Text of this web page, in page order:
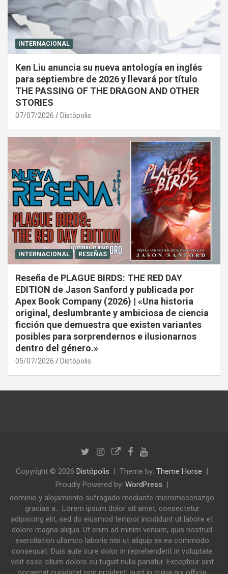
INTERNACIONAL
Ken Liu anuncia su nueva antología en inglés
para septiembre de 2026 y llevará por título
THE PASSING OF THE DRAGON AND OTHER
STORIES
07/07/2026 Distópolis
INTERNACIONAL RESEÑAS
Reseña de PLAGUE BIRDS: THE RED DAY
EDITION de Jason Sanford y publicada por
Apex Book Company (2026) | «Una historia
original, deslumbrante y ambiciosa de ciencia
ficción que demuestra que existen variantes
posibles para sorprendernos e ilusionarnos
dentro del género.»
05/07/2026 Distópolis
Copyright © 2026 Distópolis Theme by: Theme Horse
Proudly Powered by: WordPress
dominio y alojamiento sufragado mediante micromecenazgo
gracias a... Lorem ipsum dolor sit amet, consectetur
adipiscing elit, sed do eiusmod tempor incididunt ut labore et
dolore magna aliqua. Ut enim ad minim veniam, quis nostrud
exercitation ullamco laboris nisi ut aliquip ex ea commodo
consequat. Duis aute irure dolor in reprehenderit in voluptate
velit esse cillum dolore eu fugiat nulla pariatur. Excepteur sint